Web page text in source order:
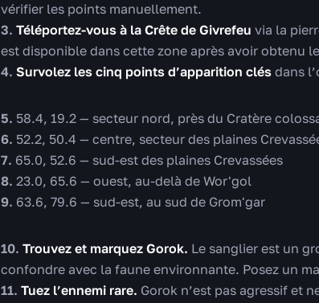
vérifier les points manuellement.
Téléportez-vous à la Crête de Givrefeu via la
est disponible dans cette zone après avoir obtenu
Survolez les cinq points d’apparition clés dans
58.4, 19.2 — secteur nord, près du Cratère
52.2, 50.4 — centre, secteur des plaines
65.0, 52.6 — sud-est des plaines Crevassées
23.0, 65.6 — ouest, au-delà de Wor'gol
63.6, 79.6 — sud-est, au sud de Grom'gar
Trouvez et marquez Gorok. Le sanglier est un
confondre avec la faune environnante. Posez un
Tuez l’ennemi rare. Gorok n’est pas agressif et